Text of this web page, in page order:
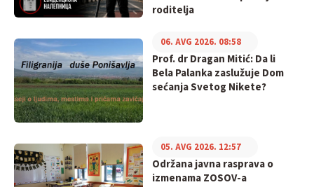
roditelja
Prof. dr Dragan Mitić: Da li
Bela Palanka zaslužuje Dom
sećanja Svetog Nikete?
06. AVG 2026. 08:58
Održana javna rasprava o
izmenama ZOSOV-a
05. AVG 2026. 12:57